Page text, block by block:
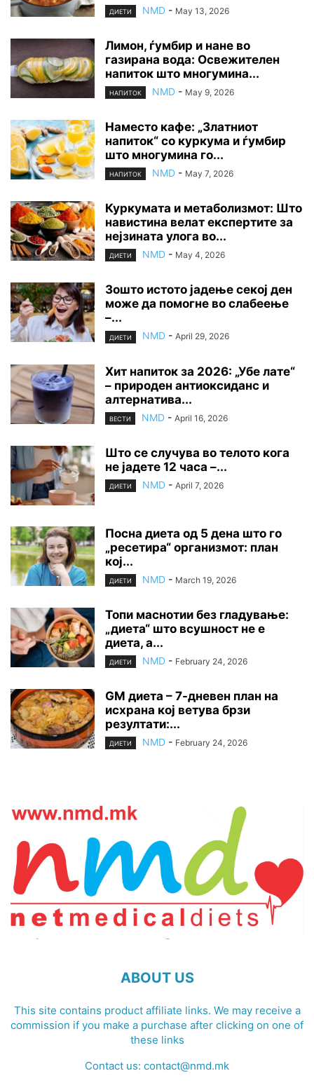
ДИЕТИ NMD - May 13, 2026
Лимон, ѓумбир и нане во
газирана вода: Освежителен
напиток што многумина...
НАПИТОК NMD - May 9, 2026
Наместо кафе: „Златниот
напиток“ со куркума и ѓумбир
што многумина го...
НАПИТОК NMD - May 7, 2026
Куркумата и метаболизмот: Што
навистина велат експертите за
нејзината улога во...
ДИЕТИ NMD - May 4, 2026
Зошто истото јадење секој ден
може да помогне во слабеење
–...
ДИЕТИ NMD - April 29, 2026
Хит напиток за 2026: „Убе лате“
– природен антиоксиданс и
алтернатива...
ВЕСТИ NMD - April 16, 2026
Што се случува во телото кога
не јадете 12 часа –...
ДИЕТИ NMD - April 7, 2026
Посна диета од 5 дена што го
„ресетира“ организмот: план
кој...
ДИЕТИ NMD - March 19, 2026
Топи маснотии без гладување:
„диета“ што всушност не е
диета, а...
ДИЕТИ NMD - February 24, 2026
GM диета – 7-дневен план на
исхрана кој ветува брзи
резултати:...
ДИЕТИ NMD - February 24, 2026
ABOUT US
This site contains product affiliate links. We may receive a
commission if you make a purchase after clicking on one of
these links
Contact us: contact@nmd.mk